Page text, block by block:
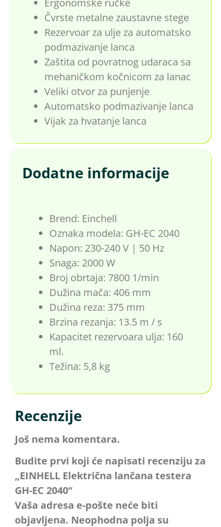
Čvrste metalne zaustavne stege
Rezervoar za ulje za automatsko
podmazivanje lanca
Zaštita od povratnog udaraca sa
mehaničkom kočnicom za lanac
Veliki otvor za punjenje
Automatsko podmazivanje lanca
Vijak za hvatanje lanca
Dodatne informacije
Brend: Einchell
Oznaka modela: GH-EC 2040
Napon: 230-240 V | 50 Hz
Snaga: 2000 W
Broj obrtaja: 7800 1/min
Dužina mača: 406 mm
Dužina reza: 375 mm
Brzina rezanja: 13.5 m / s
Kapacitet rezervoara ulja: 160
ml.
Težina: 5,8 kg
Recenzije
Još nema komentara.
Budite prvi koji će napisati recenziju za
„EINHELL Električna lančana testera
GH-EC 2040“
Vaša adresa e-pošte neće biti
objavljena. Neophodna polja su